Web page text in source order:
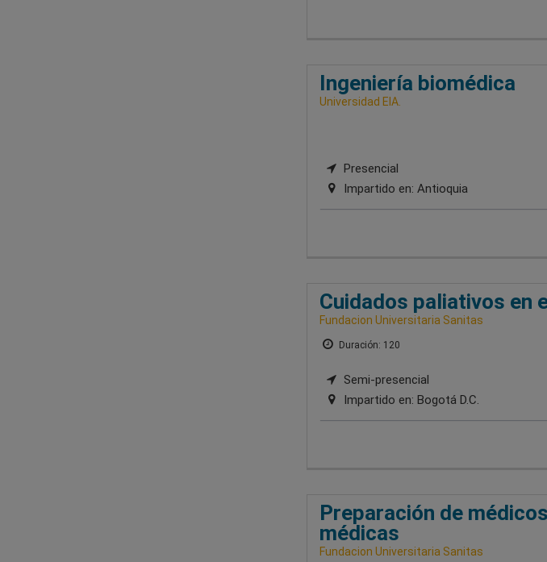
Ingeniería biomédica
Universidad EIA.
Presencial
Impartido en: Antioquia
Cuidados paliativos en
Fundacion Universitaria Sanitas
Duración: 120
Semi-presencial
Impartido en: Bogotá D.C.
Preparación de
médicas
Fundacion Universitaria Sanitas